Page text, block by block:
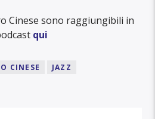
Cinese sono raggiungibili in
qui
CINESE JAZZ